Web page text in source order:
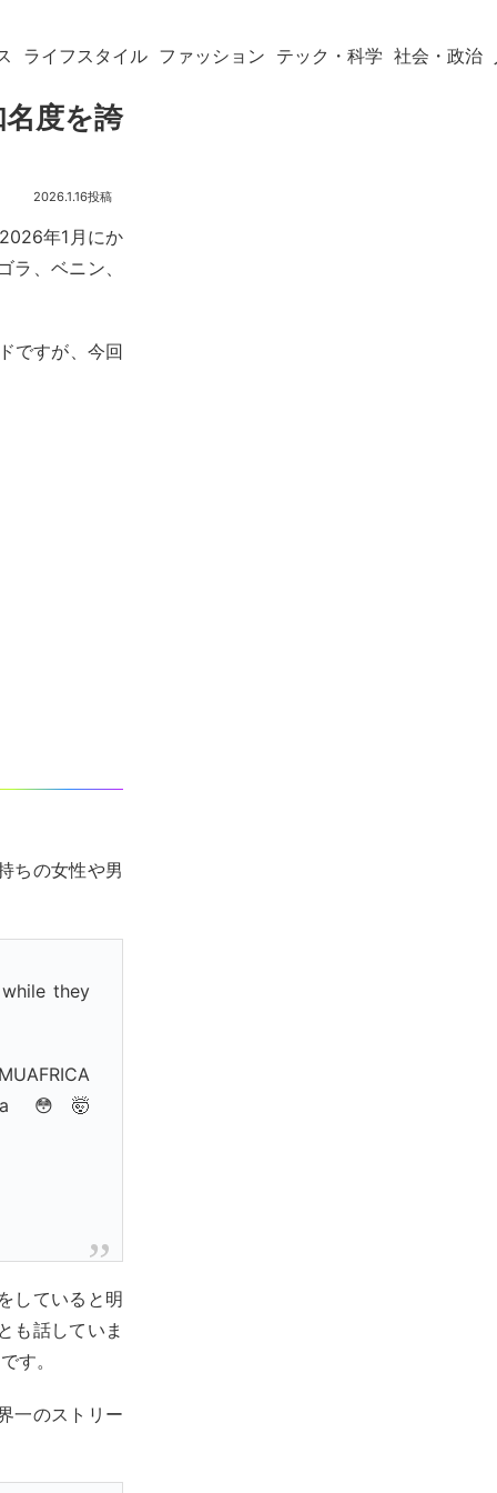
ライフスタイル ファッション テック・科学 社会・政治
度を誇
2026.1.16
年1月にか
、ベニン、
ですが、今回
ちの女性や男
while they
😳🤯
していると明
も話していま
す。
一のストリー